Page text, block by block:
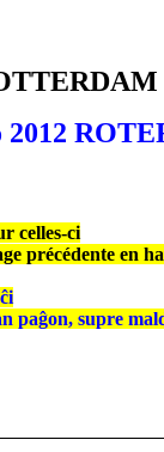
2012
celles-ci
précédente en
paĝon, supre